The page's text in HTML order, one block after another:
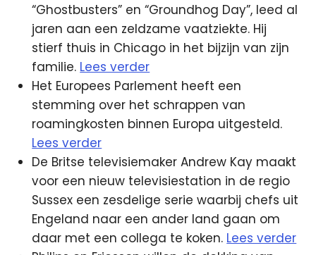
“Ghostbusters” en “Groundhog Day”, leed al
jaren aan een zeldzame vaatziekte. Hij
stierf thuis in Chicago in het bijzijn van zijn
familie. Lees verder
Het Europees Parlement heeft een
stemming over het schrappen van
roamingkosten binnen Europa uitgesteld.
Lees verder
De Britse televisiemaker Andrew Kay maakt
voor een nieuw televisiestation in de regio
Sussex een zesdelige serie waarbij chefs uit
Engeland naar een ander land gaan om
daar met een collega te koken. Lees verder